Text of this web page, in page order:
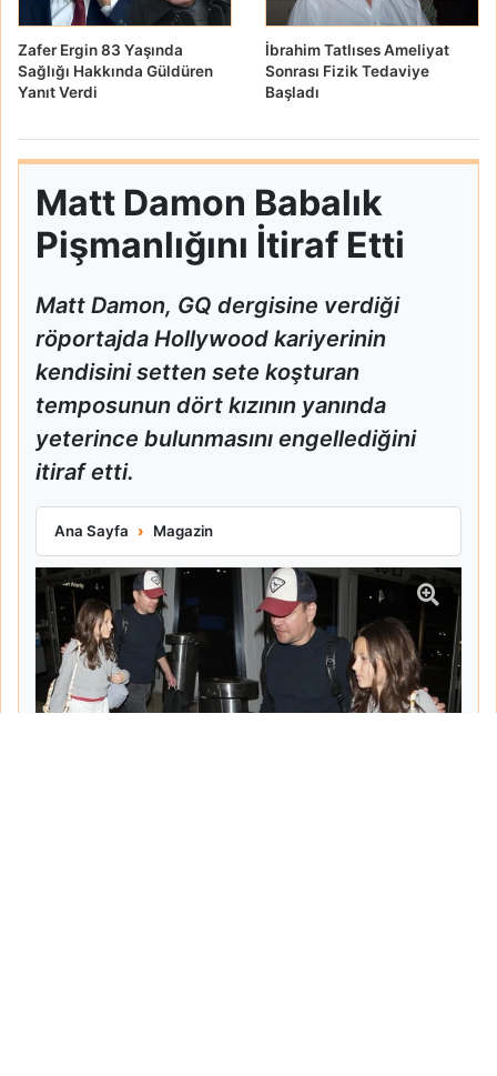
Zafer Ergin 83 Yaşında
Sağlığı Hakkında Güldüren
Yanıt Verdi
İbrahim Tatlıses Ameliyat
Sonrası Fizik Tedaviye
Başladı
Matt Damon Babalık
Pişmanlığını İtiraf Etti
Matt Damon, GQ dergisine verdiği
röportajda Hollywood kariyerinin
kendisini setten sete koşturan
temposunun dört kızının yanında
yeterince bulunmasını engellediğini
itiraf etti.
Ana Sayfa Magazin
Matt Damon Babalık Pişmanlığını İtiraf Etti